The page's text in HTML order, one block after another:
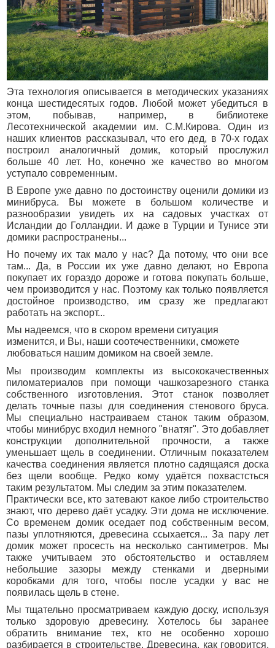
Эта технология описывается в методических указаниях
конца шестидесятых годов. Любой может убедиться в
этом, побывав, например, в библиотеке
Лесотехнической академии им. С.М.Кирова. Один из
наших клиентов рассказывал, что его дед, в 70-х годах
построил аналогичный домик, который прослужил
больше 40 лет. Но, конечно же качество во многом
уступало современным.
В Европе уже давно по достоинству оценили домики из
минибруса. Вы можете в большом количестве и
разнообразии увидеть их на садовых участках от
Исландии до Голландии. И даже в Турции и Тунисе эти
домики распространены...
Но почему их так мало у нас? Да потому, что они все
там... Да, в России их уже давно делают, но Европа
покупает их гораздо дороже и готова покупать больше,
чем производится у нас. Поэтому как только появляется
достойное производство, им сразу же предлагают
работать на экспорт...
Мы надеемся, что в скором времени ситуация
изменится, и Вы, наши соотечественники, сможете
любоваться нашим домиком на своей земле.
Мы производим комплекты из высококачественных
пиломатериалов при помощи чашкозарезного станка
собственного изготовления. Этот станок позволяет
делать точные пазы для соединения стенового бруса.
Мы специально настраиваем станок таким образом,
чтобы минибрус входил немного "внатяг". Это добавляет
конструкции дополнительной прочности, а также
уменьшает щель в соединении. Отличным показателем
качества соединения является плотно садящаяся доска
без щели вообще. Редко кому удаётся похвастсться
таким результатом. Мы следим за этим показателем.
Практически все, кто затевают какое либо строительство
знают, что дерево даёт усадку. Эти дома не исключение.
Со временем домик оседает под собственным весом,
пазы уплотняются, древесина ссыхается... За пару лет
домик может просесть на несколько сантиметров. Мы
также учитываем это обстоятельство и оставляем
небольшие зазоры между стенками и дверными
коробками для того, чтобы после усадки у вас не
появилась щель в стене.
Мы тщательно просматриваем каждую доску, используя
только здоровую древесину. Хотелось бы заранее
обратить внимание тех, кто не особенно хорошо
разбирается в строительстве. Древесина, как говорится,